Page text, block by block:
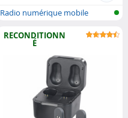
Radio numérique mobile
RECONDITIONN
É